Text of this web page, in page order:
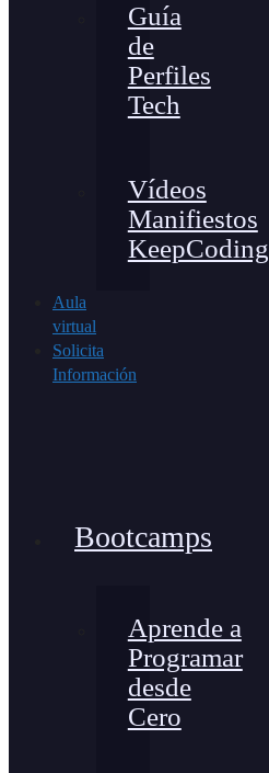
Guía
de
Perfiles
Tech
Vídeos
Manifiestos
KeepCoding
Aula
virtual
Solicita
Información
Bootcamps
Aprende a
Programar
desde
Cero